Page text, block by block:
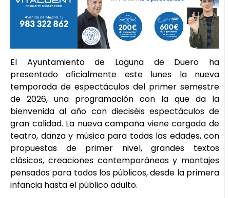
El Ayuntamiento de Laguna de Duero ha
presentado oficialmente este lunes la nueva
temporada de espectáculos del primer semestre
de 2026, una programación con la que da la
bienvenida al año con dieciséis espectáculos de
gran calidad. La nueva campaña viene cargada de
teatro, danza y música para todas las edades, con
propuestas de primer nivel, grandes textos
clásicos, creaciones contemporáneas y montajes
pensados para todos los públicos, desde la primera
infancia hasta el público adulto.